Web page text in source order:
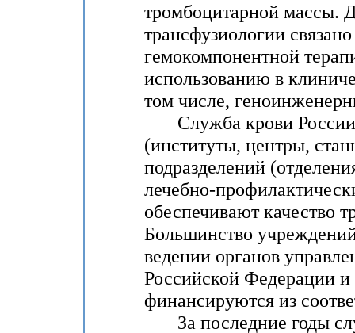
тромбоцитарной массы.
трансфузиологии
гемокомпонентной
использованию в
том числе,
Служба крови России
(институты, центры,
подразделений
лечебно-
обеспечивают качество
Большинство
ведении органов
Российской Федерации
финансируются из
За последние годы